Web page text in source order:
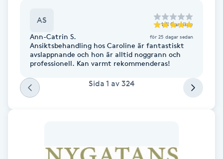
Gel naglar
Gelenaglar
Gellack med förstärkning
AS till Caroline
Ann-Catrin S. för 25 dagar sedan
Ansiktsbehandling hos Caroline är fantastiskt
avslappnande och hon är alltid noggrann och
professionell. Kan varmt rekommenderas!
Sida 1 av 324